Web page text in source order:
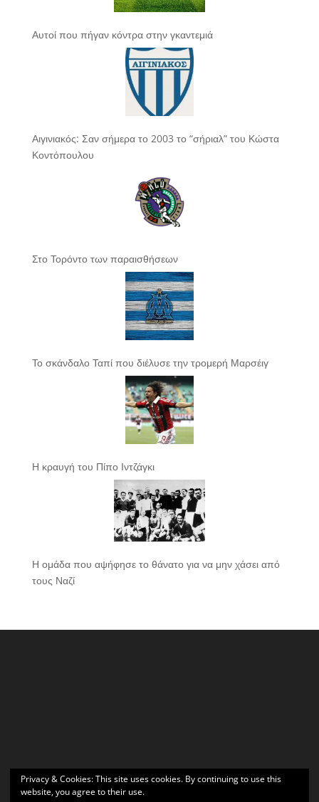
Αυτοί που πήγαν κόντρα στην γκαντεμιά
Αιγινιακός: Σαν σήμερα το 2003 το “σήριαλ” του Κώστα
Κοντόπουλου
Στο Τορόντο των παραισθήσεων
Το σκάνδαλο Ταπί που διέλυσε την τρομερή Μαρσέιγ
Η κραυγή του Πίπο Ιντζάγκι
Η ομάδα που αψήφησε το θάνατο για να μην χάσει από
τους Ναζί
Privacy & Cookies: This site uses cookies. By continuing to use this
website, you agree to their use.